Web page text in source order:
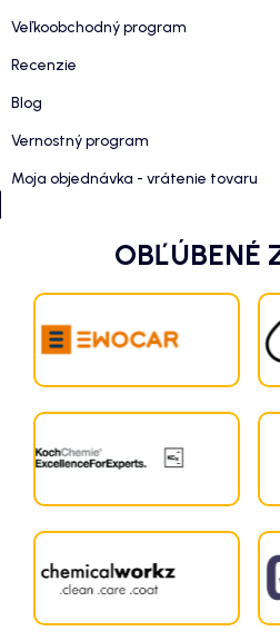
Veľkoobchodný program
Recenzie
Blog
Vernostný program
Moja objednávka - vrátenie tovaru
OBĽÚBENÉ